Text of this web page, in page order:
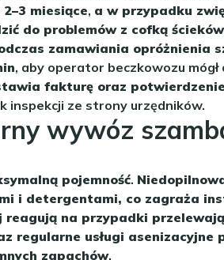
miesiące, a w przypadku
do problemów z cofką
zamawiania opróżnienia
, aby operator beczkowozu
fakturę oraz
inspekcji ze strony urzędników.
wywóz
pojemność.
i detergentami, co zagraża
reagują na przypadki
regularne usługi
zapachów.